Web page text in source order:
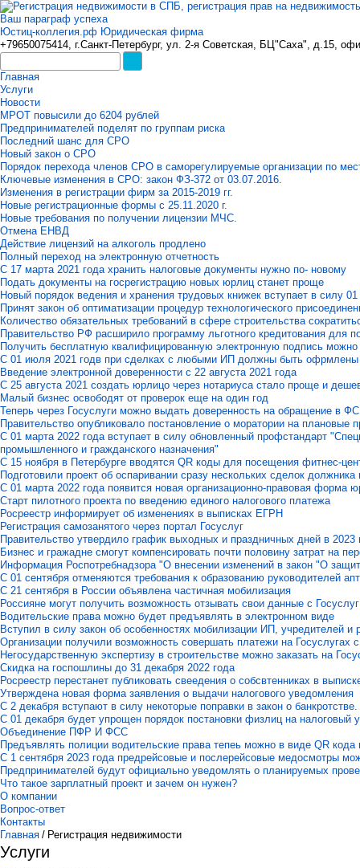
Ваш параграф успеха
Юстиц-коллегия.рф Юридическая фирма
+79650075414, г.Санкт-Петербург, ул. 2-я Советская, БЦ"Саха", д.15,
Главная
Услуги
Новости
МРОТ повысили до 6204 рублей
Предпринимателей поделят по группам риска
Последний шанс для СРО
Новый закон о СРО
Порядок перехода членов СРО в саморегулируемые организации по
Ключевые изменения в СРО: закон ФЗ-372 от 03.07.2016.
Изменения в регистрации фирм за 2015-2019 гг.
Новые регистрационные формы с 25.11.2020 г.
Новые требования по получении лицензии МЧС.
Отмена ЕНВД
Действие лицензий на алкоголь продлено
Полный переход на электронную отчетность
С 17 марта 2021 года хранить налоговые документы нужно по- новому
Подать документы на госрегистрацию новых юрлиц станет проще
Новый порядок ведения и хранения трудовых книжек вступает в силу 01
Принят закон об оптиматизации процедур технологического
Количество обязательных требований в сфере строительства
Правительство РФ расширило программу льготного кредитования для
Получить бесплатную квалифицированную электронную подпись
С 01 июля 2021 годв при сделках с любыми ИП должны быть
Введение электронной доверенности с 22 августа 2021 года
C 25 августа 2021 создать юрлицо через нотариуса стало проще и
Малый бизнес освободят от проверок еще на один год
Теперь через Госуслуги можно выдать доверенность на обращение в
Правительство опубликовало постановление о моратории на плановые
С 01 марта 2022 года вступает в силу обновленный профстандарт
промышленного и гражданского назначения"
С 15 ноября в Петербурге вводятся QR коды для посещения фитнес-
Подготовили проект об оспаривании сразу нескольких сделок должника
С 01 марта 2022 года появится новая организационно-правовая форма
Старт пилотного проекта по введению единого налогового платежа
Росреестр информирует об изменениях в выписках ЕГРН
Регистрация самозанятого через портал Госуслуг
Правительство утвердило график выходных и праздничных дней в 2023
Бизнес и гражадне смогут компенсировать почти половину затрат на
Информация Роспотребнадзора "О внесении изменений в закон "О
С 01 сентября отменяются требования к образованию руководителей
С 21 сентября в России объявлена частичная мобилизация
Россияне могут получить возможность отзывать свои данные с Госуслуг
Водительские права можно будет предъявлять в электронном виде
Вступил в силу закон об особенностях мобилизации ИП, учредителей и
Организации получили возможность совершать платежи на Госуслугах
Негосударственную экспертизу в строительстве можно заказать на
Скидка на госпошлины до 31 декабря 2022 года
Росреестр перестанет публиковать свеедения о собсвтенниках в
Утверждена новая форма заявления о выдачи налогового уведомления
С 2 декабря вступают в силу некоторые поправки в закон о банкротстве.
C 01 декабря будет упрощен порядок постановки физлиц на налоговый
Объединение ПФР И ФСС
Предъявлять полиции водительские права тепеь можно в виде QR кода
С 1 сентября 2023 года предрейсовые и послерейсовые медосмотры
Предпринимателей будут официально уведомлять о планируемых
Что такое зарплатный проект и зачем он нужен?
О компании
Вопрос-ответ
Контакты
Главная / Регистрация недвижимости
Услуги